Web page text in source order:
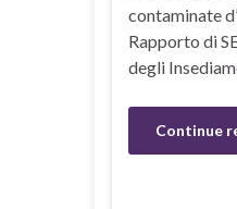
contaminate
Rapporto di
degli
Continue